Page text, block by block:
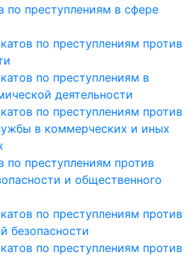
по преступлениям в сфере
по преступлениям против
по преступлениям в
деятельности
по преступлениям против
в коммерческих и иных
по преступлениям против
и общественного
по преступлениям против
безопасности
по преступлениям против